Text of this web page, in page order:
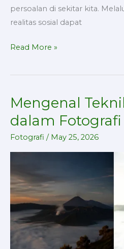
persoalan di sekitar kita.
realitas sosial dapat
Read More »
Mengenal
dalam Fotografi
Fotografi / May 25, 2026
Mengenal
Teknik
Bracketing
dalam
Fotografi